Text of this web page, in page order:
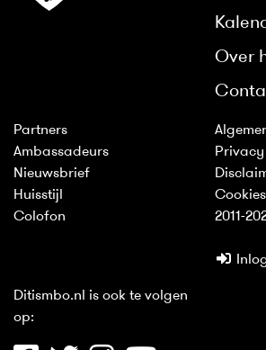
Over
Partners
Ambassadeurs
Nieuwsbrief
Huisstijl
Colofon
Cookies
2011-
Ditismbo.nl is ook te volgen
op: